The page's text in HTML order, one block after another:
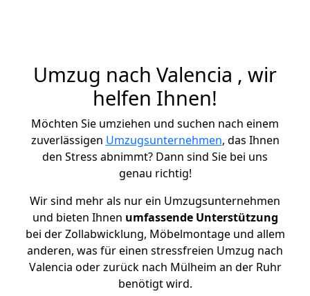
Umzug nach Valencia , wir
helfen Ihnen!
Möchten Sie umziehen und suchen nach einem
zuverlässigen Umzugsunternehmen, das Ihnen
den Stress abnimmt? Dann sind Sie bei uns
genau richtig!
Wir sind mehr als nur ein Umzugsunternehmen
und bieten Ihnen umfassende Unterstützung
bei der Zollabwicklung, Möbelmontage und allem
anderen, was für einen stressfreien Umzug nach
Valencia oder zurück nach Mülheim an der Ruhr
benötigt wird.